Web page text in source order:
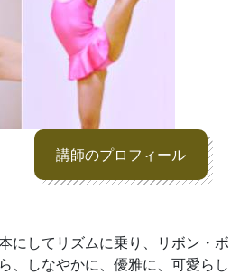
講師のプロフィール
にしてリズムに乗り、リボン・ボ
、しなやかに、優雅に、可愛らし